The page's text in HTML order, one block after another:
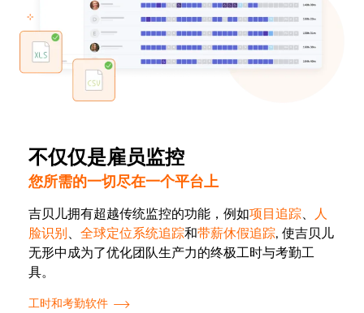
不仅仅是雇员监控
您所需的一切尽在一个平台上
吉贝儿拥有超越传统监控的功能，例如项目追踪、 人
脸识别、 全球定位系统追踪和带薪休假追踪, 使吉贝儿
无形中成为了优化团队生产力的终极工时与考勤工
具。
工时和考勤软件